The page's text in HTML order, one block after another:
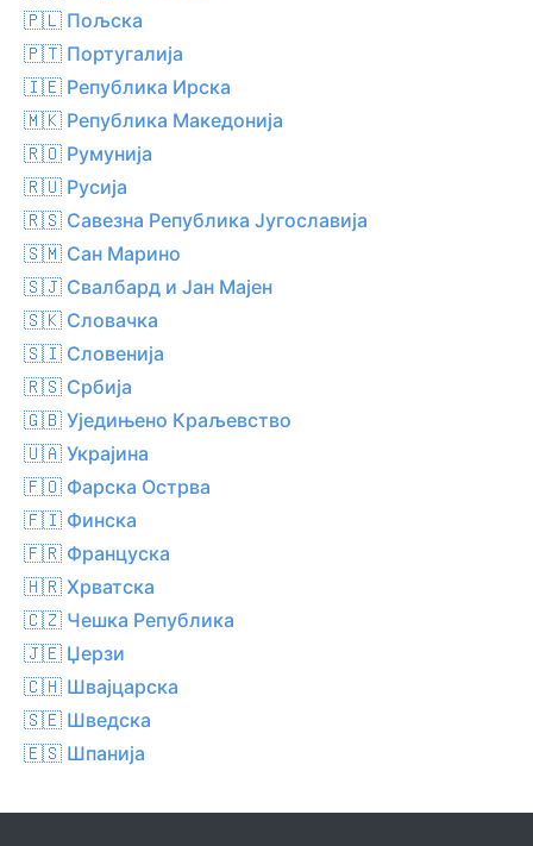
🇵🇱 Пољска
🇵🇹 Португалија
🇮🇪 Република Ирска
🇲🇰 Република Македонија
🇷🇴 Румунија
🇷🇺 Русија
🇷🇸 Савезна Република Југославија
🇸🇲 Сан Марино
🇸🇯 Свалбард и Јан Мајен
🇸🇰 Словачка
🇸🇮 Словенија
🇷🇸 Србија
🇬🇧 Уједињено Краљевство
🇺🇦 Украјина
🇫🇴 Фарска Острва
🇫🇮 Финска
🇫🇷 Француска
🇭🇷 Хрватска
🇨🇿 Чешка Република
🇯🇪 Џерзи
🇨🇭 Швајцарска
🇸🇪 Шведска
🇪🇸 Шпанија